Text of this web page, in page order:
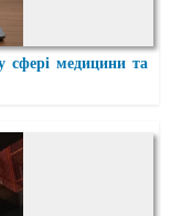
сфері медицини та